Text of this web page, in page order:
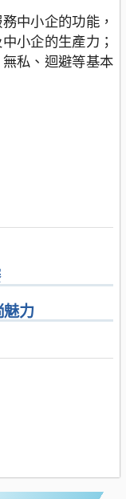
中小企的功能，
小企的生產力；
私、迴避等基本
力